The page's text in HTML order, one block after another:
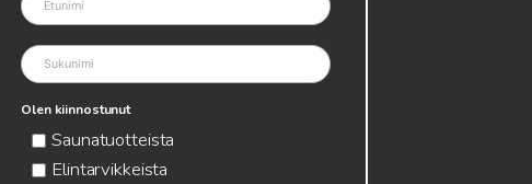
Olen kiinnostunut
Saunatuotteista
Elintarvikkeista